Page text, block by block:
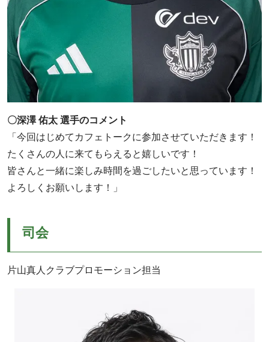
〇深澤 佑太 選手のコメント
「今回はじめてカフェトークに参加させていただきます！
たくさんの人に来てもらえると嬉しいです！
皆さんと一緒に楽しみ時間を過ごしたいと思っています！
よろしくお願いします！」
司会
片山真人クラブプロモーション担当